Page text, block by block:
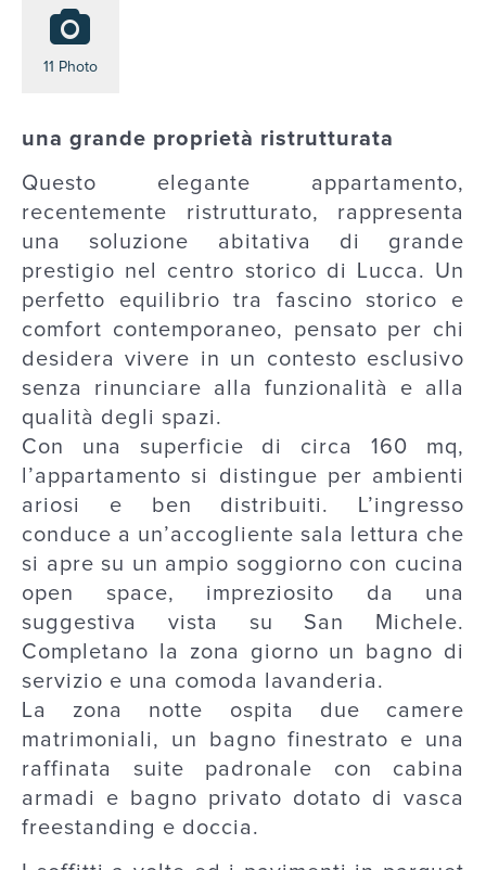
11 Photo
una grande proprietà ristrutturata
Questo elegante appartamento,
recentemente ristrutturato, rappresenta
una soluzione abitativa di grande
prestigio nel centro storico di Lucca. Un
perfetto equilibrio tra fascino storico e
comfort contemporaneo, pensato per chi
desidera vivere in un contesto esclusivo
senza rinunciare alla funzionalità e alla
qualità degli spazi.
Con una superficie di circa 160 mq,
l’appartamento si distingue per ambienti
ariosi e ben distribuiti. L’ingresso
conduce a un’accogliente sala lettura che
si apre su un ampio soggiorno con cucina
open space, impreziosito da una
suggestiva vista su San Michele.
Completano la zona giorno un bagno di
servizio e una comoda lavanderia.
La zona notte ospita due camere
matrimoniali, un bagno finestrato e una
raffinata suite padronale con cabina
armadi e bagno privato dotato di vasca
freestanding e doccia.